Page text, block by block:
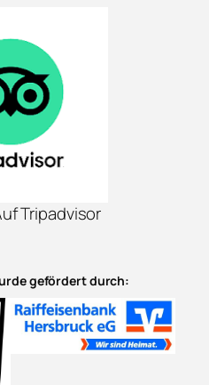
Tripadvisor
gefördert durch: